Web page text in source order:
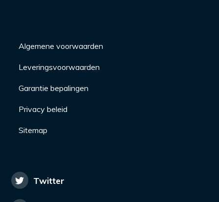
Algemene voorwaarden
Leveringsvoorwaarden
Garantie bepalingen
Privacy beleid
Sitemap
Twitter